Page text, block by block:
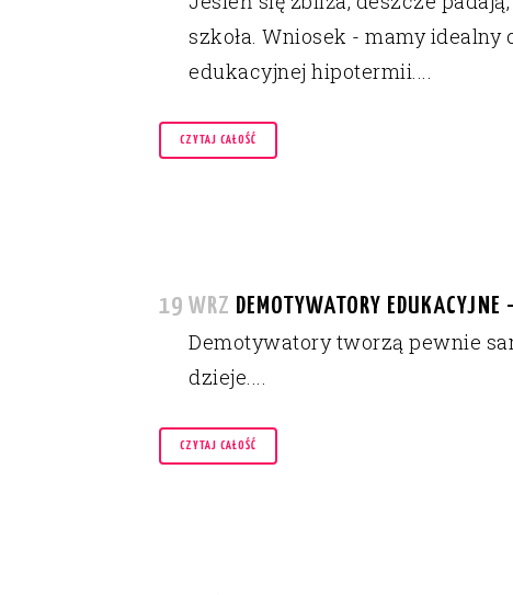
szkoła. Wniosek - mamy
edukacyjnej hipotermii....
CZYTAJ CAŁOŚĆ
19 WRZ DEMOTYWATORY
Demotywatory tworzą pewnie
dzieje....
CZYTAJ CAŁOŚĆ